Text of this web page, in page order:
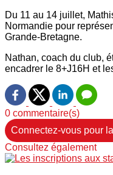
Du 11 au 14 juillet,
Normandie pour
Grande-Bretagne.
Nathan, coach du club,
encadrer le 8+J16H et
0 commentaire(s)
Connectez-vous pour
Consultez également